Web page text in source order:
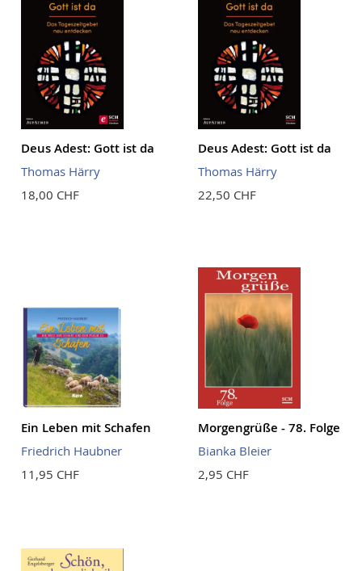
Deus Adest: Gott ist da
Thomas Härry
18,00 CHF
Deus Adest: Gott ist da
Thomas Härry
22,50 CHF
Ein Leben mit Schafen
Friedrich Haubner
11,95 CHF
Morgengrüße - 78. Folge
Bianka Bleier
2,95 CHF